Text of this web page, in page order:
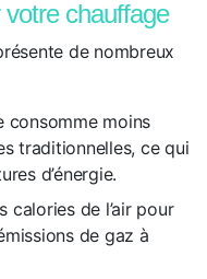
chauffage
de nombreux
consomme moins
traditionnelles, ce qui
d’énergie.
calories de l’air pour
de gaz à